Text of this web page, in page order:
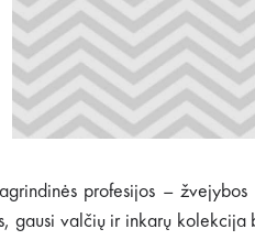
profesijos –
gausi valčių ir inkarų